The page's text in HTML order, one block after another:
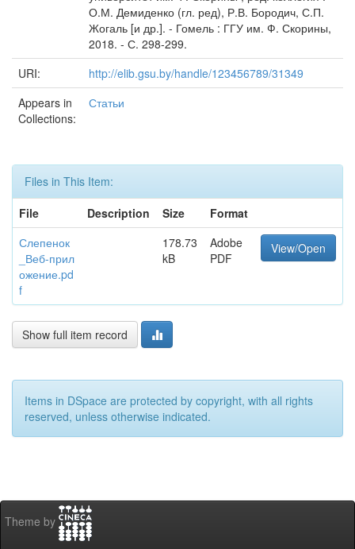
О.М. Демиденко (гл. ред), Р.В. Бородич, С.П.
Жогаль [и др.]. - Гомель : ГГУ им. Ф. Скорины,
2018. - С. 298-299.
URI:
http://elib.gsu.by/handle/123456789/31349
Appears in
Collections:
Статьи
Files in This Item:
File
Description Size
Format
Слепенок
_Веб-прил
ожение.pd
f
178.73
kB
Adobe
PDF
View/Open
Show full item record
Items in DSpace are protected by copyright, with all rights
reserved, unless otherwise indicated.
Theme by